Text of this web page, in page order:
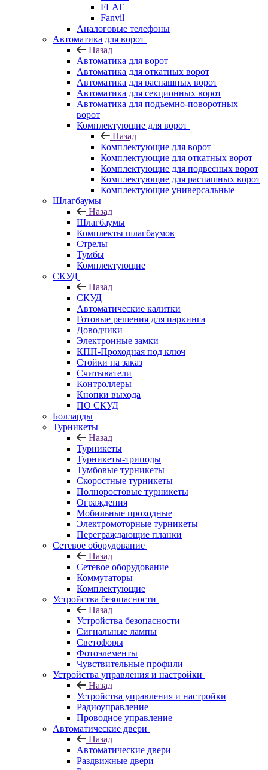
FLAT
Fanvil
Аналоговые телефоны
Автоматика для ворот
Назад
Автоматика для ворот
Автоматика для откатных ворот
Автоматика для распашных ворот
Автоматика для секционных ворот
Автоматика для подъемно-поворотных
ворот
Комплектующие для ворот
Назад
Комплектующие для ворот
Комплектующие для откатных ворот
Комплектующие для подвесных ворот
Комплектующие для распашных ворот
Комплектующие универсальные
Шлагбаумы
Назад
Шлагбаумы
Комплекты шлагбаумов
Стрелы
Тумбы
Комплектующие
СКУД
Назад
СКУД
Автоматические калитки
Готовые решения для паркинга
Доводчики
Электронные замки
КПП-Проходная под ключ
Стойки на заказ
Считыватели
Контроллеры
Кнопки выхода
ПО СКУД
Болларды
Турникеты
Назад
Турникеты
Турникеты-триподы
Тумбовые турникеты
Скоростные турникеты
Полноростовые турникеты
Ограждения
Мобильные проходные
Электромоторные турникеты
Переграждающие планки
Сетевое оборудование
Назад
Сетевое оборудование
Коммутаторы
Комплектующие
Устройства безопасности
Назад
Устройства безопасности
Сигнальные лампы
Светофоры
Фотоэлементы
Чувствительные профили
Устройства управления и настройки
Назад
Устройства управления и настройки
Радиоуправление
Проводное управление
Автоматические двери
Назад
Автоматические двери
Раздвижные двери